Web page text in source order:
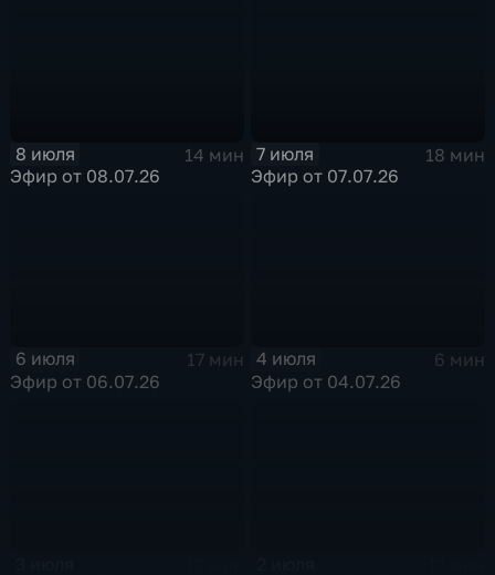
8 июля
14 мин
Эфир от 08.07.26
7 июля
18 мин
Эфир от 07.07.26
6 июля
17 мин
Эфир от 06.07.26
4 июля
6 мин
Эфир от 04.07.26